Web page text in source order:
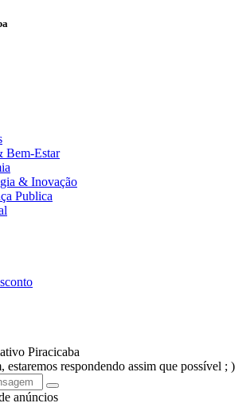
Bem-Estar
& Inovação
Publica
Piracicaba
estaremos respondendo assim que possível ; )